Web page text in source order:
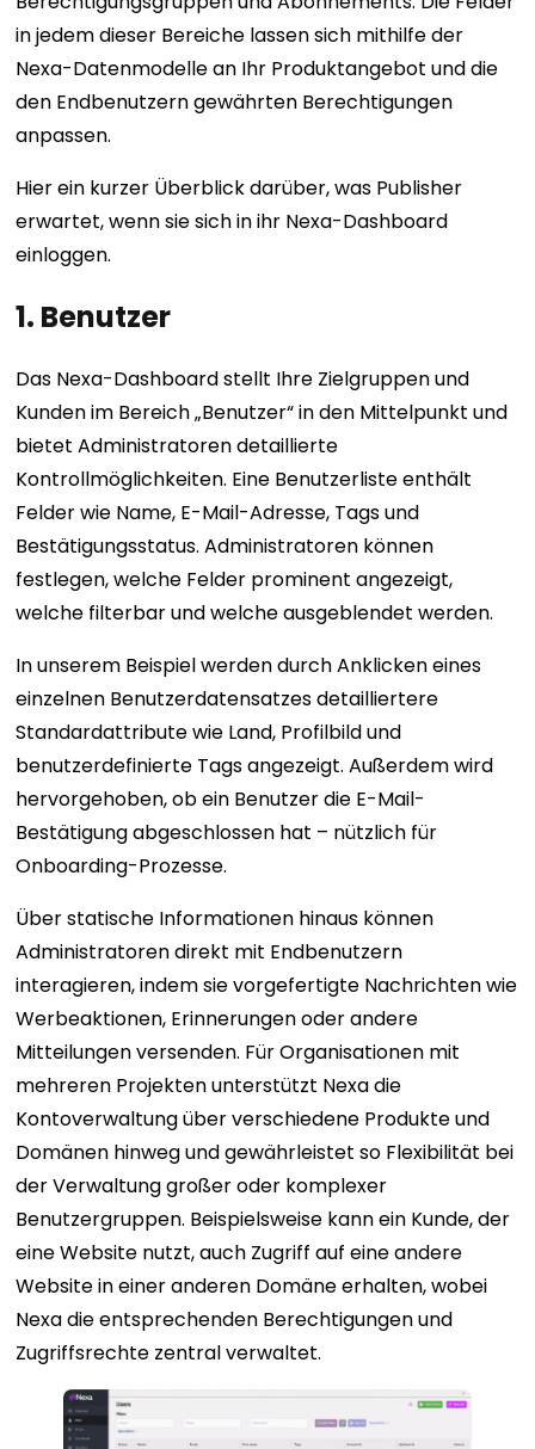
in jedem dieser Bereiche lassen sich mithilfe der
Nexa-Datenmodelle an Ihr Produktangebot und die
den Endbenutzern gewährten Berechtigungen
anpassen.
Hier ein kurzer Überblick darüber, was Publisher
erwartet, wenn sie sich in ihr Nexa-Dashboard
einloggen.
1. Benutzer
Das Nexa-Dashboard stellt Ihre Zielgruppen und
Kunden im Bereich „Benutzer“ in den Mittelpunkt und
bietet Administratoren detaillierte
Kontrollmöglichkeiten. Eine Benutzerliste enthält
Felder wie Name, E-Mail-Adresse, Tags und
Bestätigungsstatus. Administratoren können
festlegen, welche Felder prominent angezeigt,
welche filterbar und welche ausgeblendet werden.
In unserem Beispiel werden durch Anklicken eines
einzelnen Benutzerdatensatzes detailliertere
Standardattribute wie Land, Profilbild und
benutzerdefinierte Tags angezeigt. Außerdem wird
hervorgehoben, ob ein Benutzer die E-Mail-
Bestätigung abgeschlossen hat – nützlich für
Onboarding-Prozesse.
Über statische Informationen hinaus können
Administratoren direkt mit Endbenutzern
interagieren, indem sie vorgefertigte Nachrichten wie
Werbeaktionen, Erinnerungen oder andere
Mitteilungen versenden. Für Organisationen mit
mehreren Projekten unterstützt Nexa die
Kontoverwaltung über verschiedene Produkte und
Domänen hinweg und gewährleistet so Flexibilität bei
der Verwaltung großer oder komplexer
Benutzergruppen. Beispielsweise kann ein Kunde, der
eine Website nutzt, auch Zugriff auf eine andere
Website in einer anderen Domäne erhalten, wobei
Nexa die entsprechenden Berechtigungen und
Zugriffsrechte zentral verwaltet.